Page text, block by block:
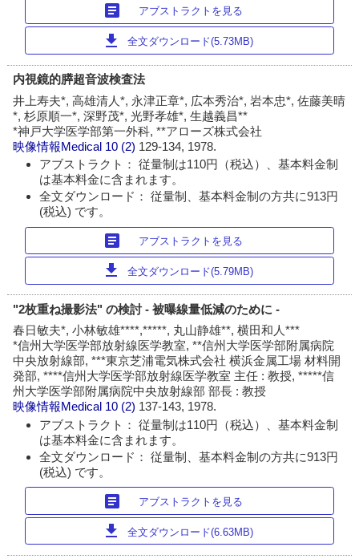
article アブストラクトを見る
download 全文ダウンロード(5.73MB)
内視鏡的膵超音波検査法
井上寿夫*, 高雄清人*, 永津正章*, 広本秀治*, 岩本忠*, 佐藤美晴
*, 杉原順一*, 深野茂*, 光野孝雄*, 生越義昌**
*神戸大学医学部第一外科, **アローズ株式会社
映像情報Medical 10 (2) 129-134, 1978.
アブストラクト： 従量制は110円（税込）、基本料金制
は基本料金に含まれます。
全文ダウンロード： 従量制、基本料金制の方共に913円
(税込) です。
article アブストラクトを見る
download 全文ダウンロード(5.79MB)
"2枚重ね撮影法" の検討 - 被曝線量低減のために -
春日敏夫*, 小林敏雄****,*****, 丸山静雄**, 横田和人***
*信州大学医学部放射線医学教室, **信州大学医学部附属病院
中央放射線部, ***東京芝浦電気株式会社 横浜金属工場 材料開
発部, ****信州大学医学部放射線医学教室 主任 : 教授, *****信
州大学医学部附属病院中央放射線部 部長 : 教授
映像情報Medical 10 (2) 137-143, 1978.
アブストラクト： 従量制は110円（税込）、基本料金制
は基本料金に含まれます。
全文ダウンロード： 従量制、基本料金制の方共に913円
(税込) です。
article アブストラクトを見る
download 全文ダウンロード(6.63MB)